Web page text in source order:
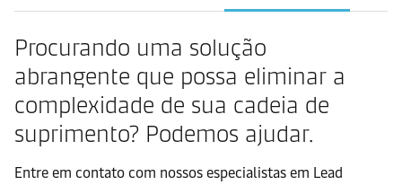
Procurando uma solução
abrangente que possa eliminar a
complexidade de sua cadeia de
suprimento? Podemos ajudar.
Entre em contato com nossos especialistas em Lead